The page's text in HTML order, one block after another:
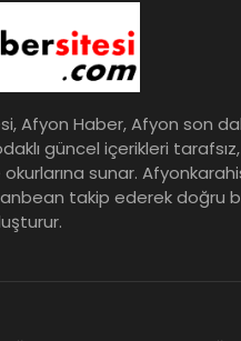
Afyon Haber, Afyon son
güncel içerikleri
okurlarına sunar.
takip ederek doğru